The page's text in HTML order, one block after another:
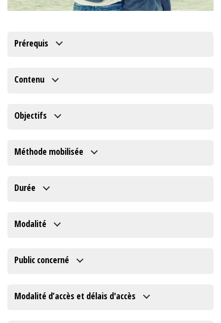
Prérequis
Contenu
Objectifs
Méthode mobilisée
Durée
Modalité
Public concerné
Modalité d’accès et délais d'accès